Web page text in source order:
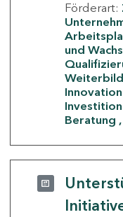
Förderart:
und
Beratung